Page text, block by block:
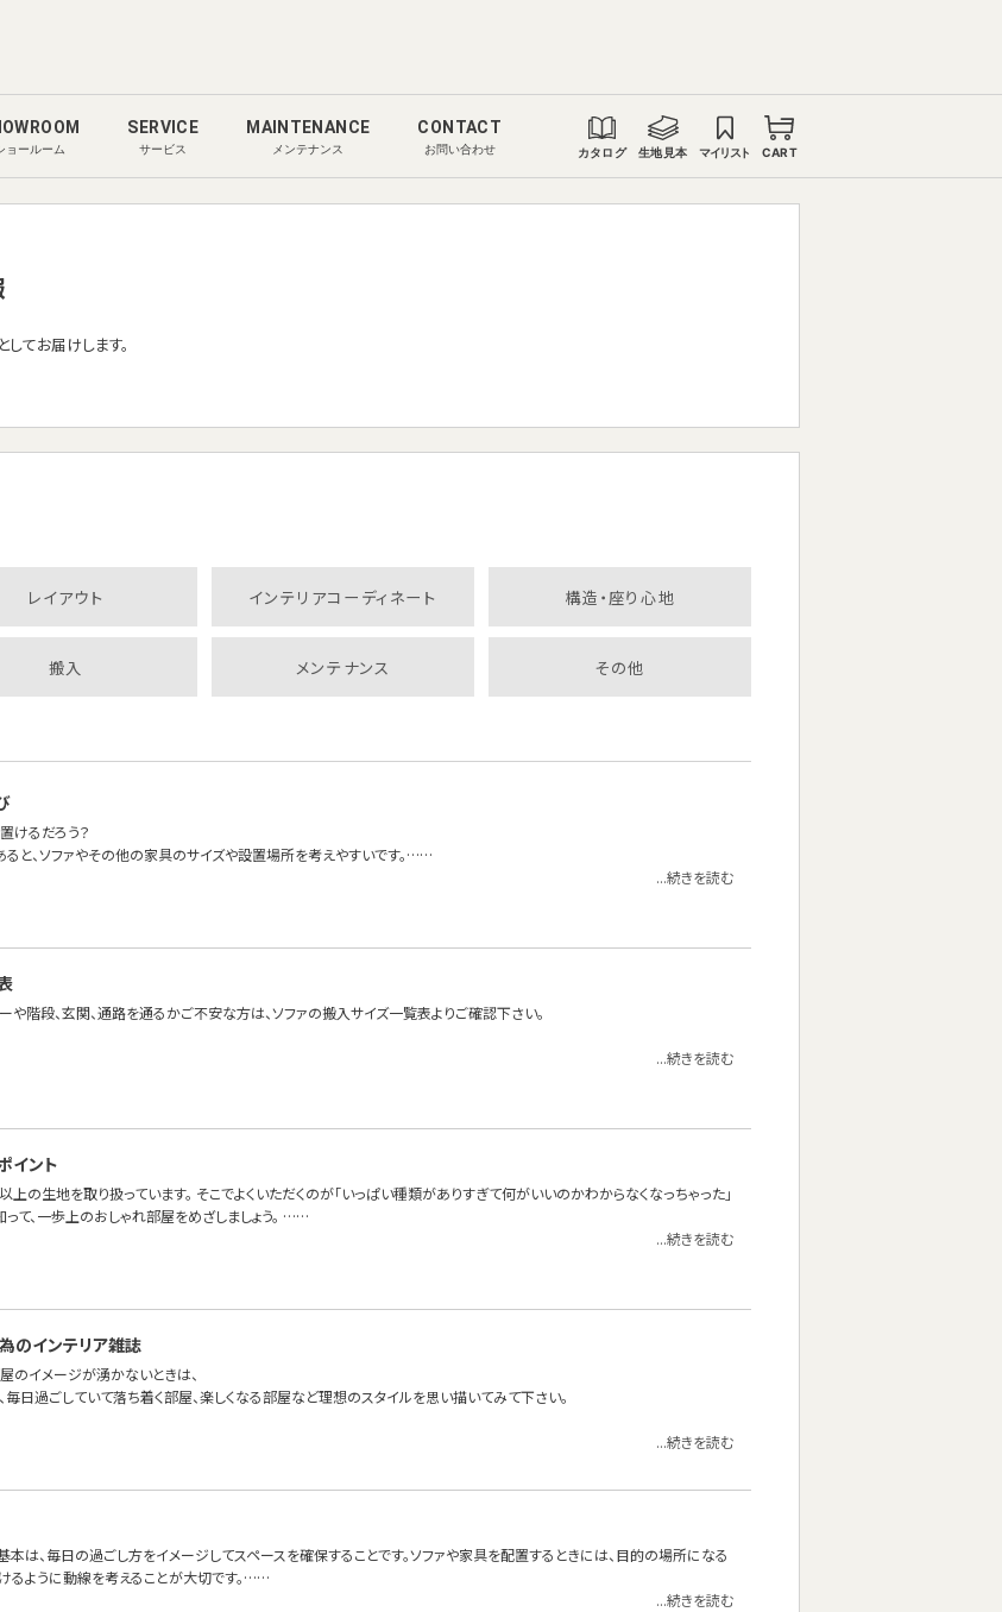
ョールーム
SERVICE
サービス
MAINTENANCE
メンテナンス
CONTACT
お問い合わせ カタログ 生地見本 マイリスト CART
てお届けします。
レイアウト インテリアコーディネート 構造・座り心地
搬入 メンテナンス その他
けるだろう？
と、ソファやその他の家具のサイズや設置場所を考えやすいです。……
...続きを読む
階段、玄関、通路を通るかご不安な方は、ソファの搬入サイズ一覧表よりご確認下さい。
...続きを読む
イント
の生地を取り扱っています。 そこでよくいただくのが「いっぱい種類がありすぎて何がいいのかわからなくなっちゃった」
て、一歩上のおしゃれ部屋をめざしましょう。 ……
...続きを読む
のインテリア雑誌
のイメージが湧かないときは、
日過ごしていて落ち着く部屋、楽しくなる部屋など理想のスタイルを思い描いてみて下さい。
...続きを読む
本は、毎日の過ごし方をイメージしてスペースを確保することです。ソファや家具を配置するときには、目的の場所になる
るように動線を考えることが大切です。……
...続きを読む